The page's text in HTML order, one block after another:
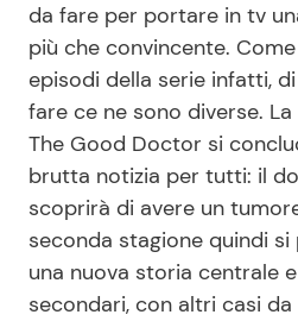
da fare per portare in tv
più che convincente.
episodi della serie infatti,
fare ce ne sono diverse.
The Good Doctor si
brutta notizia per tutti: il
scoprirà di avere un
seconda stagione quindi
una nuova storia centrale
secondari, con altri casi da